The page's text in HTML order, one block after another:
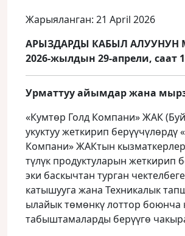
Жарыяланган: 21 April 2026
АРЫЗДАРДЫ КАБЫЛ АЛУУНУН
2026-жылдын 29-апрели, саат
Урматтуу айымдар жана
«Кумтөр Голд Компани» ЖАК
укуктуу жеткирип берүүчүлөрдү
Компани» ЖАКтын
түлүк продуктуларын жеткирип
эки баскычтан турган
катышууга жана Техникалык
ылайык төмөнкү лоттор боюнча
табыштамаларды берүүгө